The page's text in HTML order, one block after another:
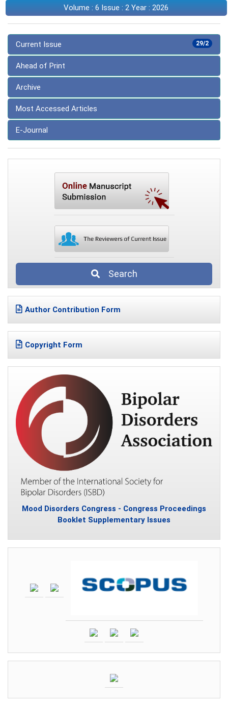
Volume : 6 Issue : 2 Year : 2026
29/2
Current Issue
Ahead of Print
Archive
Most Accessed Articles
E-Journal
Search
Author Contribution Form
Copyright Form
Mood Disorders Congress - Congress Proceedings
Booklet Supplementary Issues